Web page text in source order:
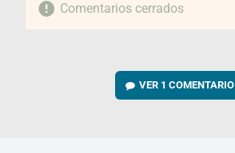
Comentarios cerrados
VER 1 COMENTARIO